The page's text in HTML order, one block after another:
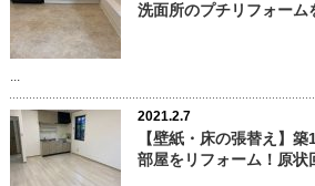
洗面所のプチリフォーム
...
2021.2.7
【壁紙・床の張替え】
部屋をリフォーム！原状